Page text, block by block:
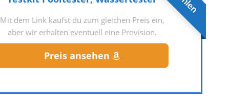
Mit dem Link kaufst du zum gleichen Preis ein,
aber wir erhalten eventuell eine Provision.
Preis ansehen